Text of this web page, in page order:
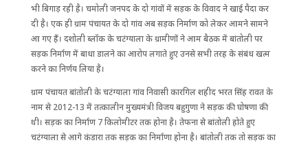
भी बिगाड़ रही है। चमोली जनपद के दो गांवों में सड़क के विवाद ने खाई पैदा कर
दी है। एक ही ग्राम पंचायत के दो गांव अब सड़क निर्माण को लेकर आमने सामने
आ गए हैं। दशोली ब्लॉक के चटंग्याला के ग्रामीणों ने आम बैठक में बांतोली पर
सड़क निर्माण में बाधा डालने का आरोप लगाते हुए उनसे सभी तरह के संबंध खत्म
करने का निर्णय लिया है।
ग्राम पंचायत बांतोली के चटंग्याला गांव निवासी कारगिल शहीद भरत सिंह रावत के
नाम से 2012-13 में तत्कालीन मुख्यमंत्री विजय बहुगुणा ने सड़क की घोषणा की
थी। सड़क का निर्माण 7 किलोमीटर तक होना है। तेफना से बांतोली होते हुए
चटंग्याला से आगे कंडारा तक सड़क का निर्माणा होना है। बांतोली तक तो सड़क का